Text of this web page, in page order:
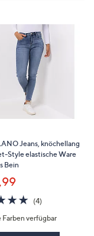
Jeans, knöchellang
Style elastische Ware
Bein
4.8
von
5
(4)4
verfügbar